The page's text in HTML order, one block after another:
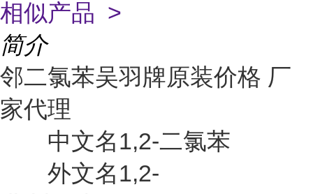
相似产品 >
简介
邻二氯苯吴羽牌原装价格 厂
家代理
中文名1,2-二氯苯
外文名1,2-